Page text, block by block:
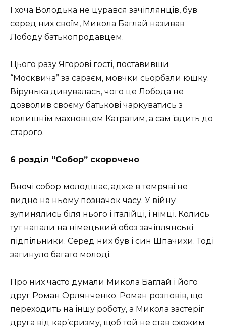
І хоча Володька не цурався зачіплянців, був
серед них своїм, Микола Баглай називав
Лободу батькопродавцем.
Цього разу Ягорові гості, поставивши
“Москвича” за сараєм, мовчки сьорбали юшку.
Вірунька дивувалась, чого це Лобода не
дозволив своєму батькові чаркуватись з
колишнім махновцем Катратим, а сам їздить до
старого.
6 розділ “Собор” скорочено
Вночі собор молодшає, адже в темряві не
видно на ньому позначок часу. У війну
зупинялись біля нього і італійці, і німці. Колись
тут напали на німецький обоз зачіплянські
підпільники. Серед них був і син Шпачихи. Тоді
загинуло багато молоді.
Про них часто думали Микола Баглай і його
друг Роман Орлянченко. Роман розповів, що
переходить на іншу роботу, а Микола застеріг
друга від кар’єризму, щоб той не став схожим